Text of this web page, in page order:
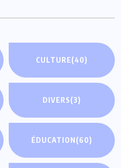
CULTURE(40)
DIVERS(3)
ÉDUCATION(60)